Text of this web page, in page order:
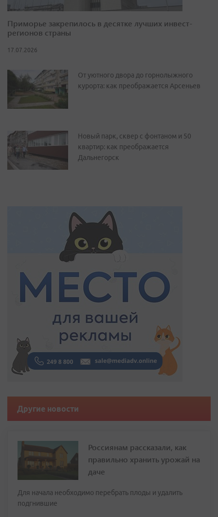
Приморье закрепилось в десятке лучших инвест-
регионов страны
17.07.2026
От уютного двора до горнолыжного
курорта: как преображается Арсеньев
Новый парк, сквер с фонтаном и 50
квартир: как преображается
Дальнегорск
Другие новости
Россиянам рассказали, как
правильно хранить урожай на
даче
Для начала необходимо перебрать плоды и удалить
подгнившие